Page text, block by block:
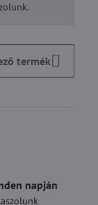
termék
napján